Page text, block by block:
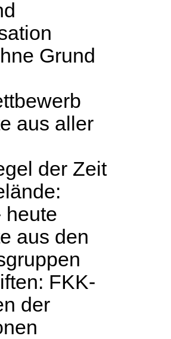
Grund
aus aller
der Zeit
heute
aus den
FKK-
der